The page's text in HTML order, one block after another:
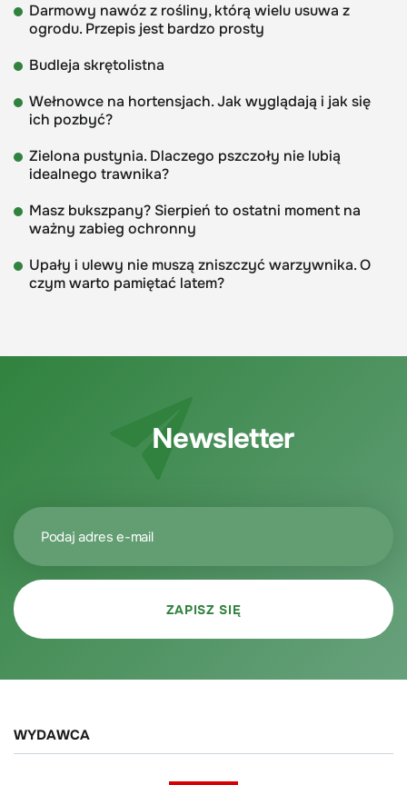
Darmowy nawóz z rośliny, którą wielu usuwa z
ogrodu. Przepis jest bardzo prosty
Budleja skrętolistna
Wełnowce na hortensjach. Jak wyglądają i jak się
ich pozbyć?
Zielona pustynia. Dlaczego pszczoły nie lubią
idealnego trawnika?
Masz bukszpany? Sierpień to ostatni moment na
ważny zabieg ochronny
Upały i ulewy nie muszą zniszczyć warzywnika. O
czym warto pamiętać latem?
Newsletter
WYDAWCA